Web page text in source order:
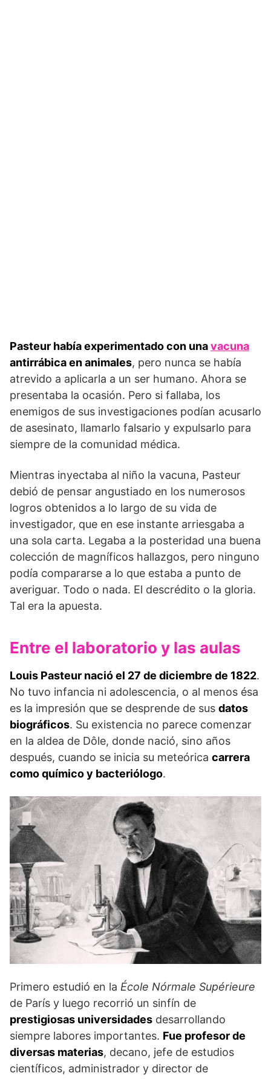
Pasteur había experimentado con unavacuna
antirrábica en animales, pero nunca se había
atrevido a aplicarla a un ser humano. Ahora se
presentaba la ocasión. Pero si fallaba, los
enemigos de sus investigaciones podían acusarlo
de asesinato, llamarlo falsario y expulsarlo para
siempre de la comunidad médica.
Mientras inyectaba al niño la vacuna, Pasteur
debió de pensar angustiado en los numerosos
logros obtenidos a lo largo de su vida de
investigador, que en ese instante arriesgaba a
una sola carta. Legaba a la posteridad una buena
colección de magníficos hallazgos, pero ninguno
podía compararse a lo que estaba a punto de
averiguar. Todo o nada. El descrédito o la gloria.
Tal era la apuesta.
Entre el laboratorio y las aulas
Louis Pasteur nació el 27 de diciembre de 1822.
No tuvo infancia ni adolescencia, o al menos ésa
es la impresión que se desprende de sus datos
biográficos. Su existencia no parece comenzar
en la aldea de Dôle, donde nació, sino años
después, cuando se inicia su meteórica carrera
como químico y bacteriólogo.
Primero estudió en la École Nórmale Supérieure
de París y luego recorrió un sinfín de
prestigiosas universidades desarrollando
siempre labores importantes. Fue profesor de
diversas materias, decano, jefe de estudios
científicos, administrador y director de